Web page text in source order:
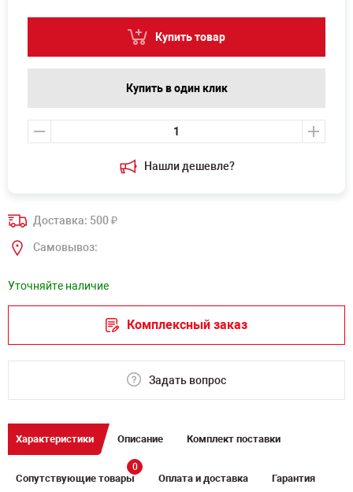
Нашли дешевле?
Купить товар
Купить в один клик
Доставка: 500₽
Самовывоз:
Уточняйте наличие
Комплексный заказ
Задать вопрос
Характеристики Описание Комплект поставки
Сопутствующие товары
0
Оплата и доставка Гарантия